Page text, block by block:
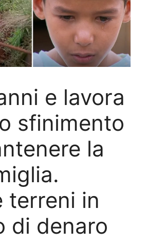
e lavora
sfinimento
la
terreni in
di denaro